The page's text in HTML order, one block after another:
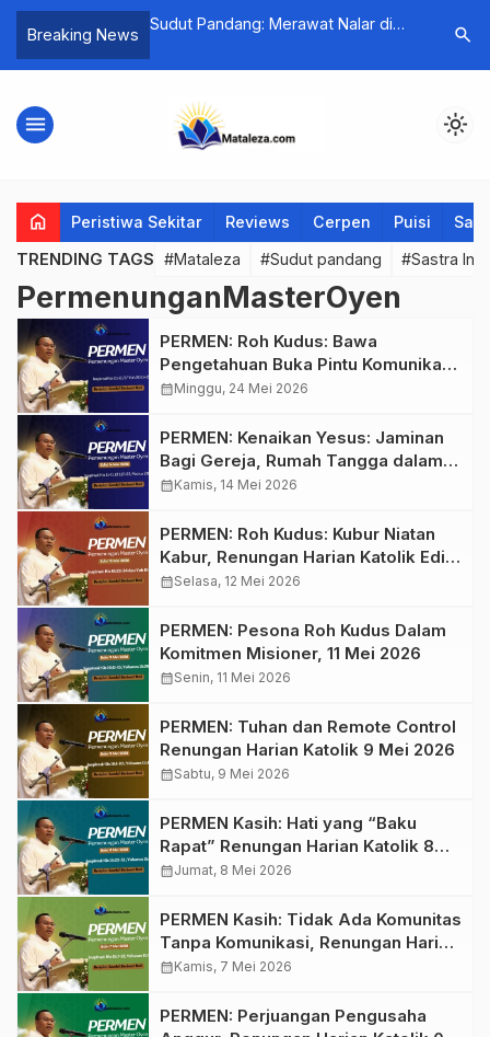
Breaking News
𝙩𝙚𝙣𝙩𝙖𝙣𝙜 𝙉𝙤𝙫𝙚𝙡
Sudut Pandang: Merawat Nalar di
Malam
Bakat,
Boawae
search
menu light_mode
home Peristiwa Sekitar Reviews Cerpen Puisi
TRENDING TAGS #Mataleza #Sudut pandang #Sastra
PermenunganMasterOyen
PERMEN: Roh Kudus: Bawa
Pengetahuan Buka Pintu Komunikasi,
Edisi Hari Raya Pentakosta
calendar_monthMinggu, 24 Mei 2026
PERMEN: Kenaikan Yesus: Jaminan
Bagi Gereja, Rumah Tangga dalam
Mencapai Kemuliaan, Edisi Hari Raya
calendar_monthKamis, 14 Mei 2026
PERMEN: Roh Kudus: Kubur Niatan
Kabur, Renungan Harian Katolik Edisi
12 Mei 2026
calendar_monthSelasa, 12 Mei 2026
PERMEN: Pesona Roh Kudus Dalam
Komitmen Misioner, 11 Mei 2026
calendar_monthSenin, 11 Mei 2026
PERMEN: Tuhan dan Remote Control
Renungan Harian Katolik 9 Mei 2026
calendar_monthSabtu, 9 Mei 2026
PERMEN Kasih: Hati yang “Baku
Rapat” Renungan Harian Katolik 8
Mei 2026
calendar_monthJumat, 8 Mei 2026
PERMEN Kasih: Tidak Ada Komunitas
Tanpa Komunikasi, Renungan Harian
Katolik 7 Mei 2026
calendar_monthKamis, 7 Mei 2026
PERMEN: Perjuangan Pengusaha